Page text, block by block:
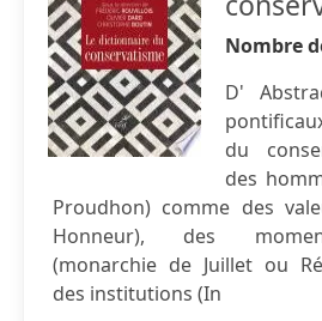
Nombre
D'
du
des
Proudhon) comme des
Honneur), des
(monarchie de Juillet ou
des institutions (In